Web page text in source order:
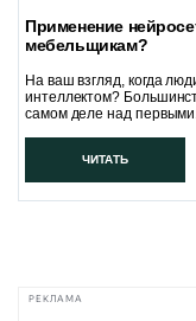
Применение
мебельщикам?
На ваш взгляд, когда
интеллектом?
самом деле над
ЧИТАТЬ
РЕКЛАМА